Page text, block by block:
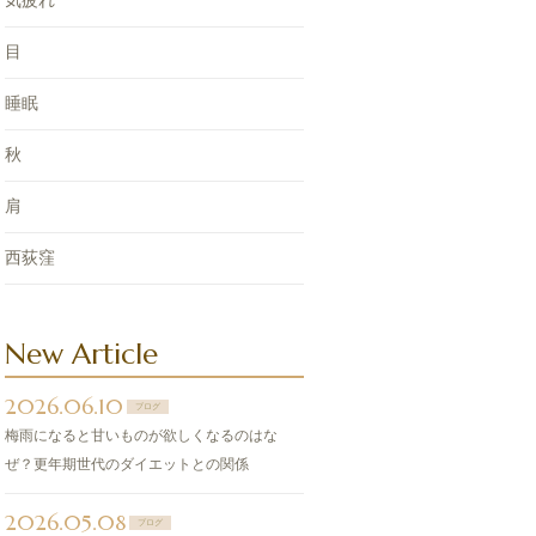
目
睡眠
秋
肩
西荻窪
New Article
2026.06.10 ブログ
梅雨になると甘いものが欲しくなるのはな
ぜ？更年期世代のダイエットとの関係
2026.05.08 ブログ